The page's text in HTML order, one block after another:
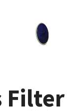
Filter